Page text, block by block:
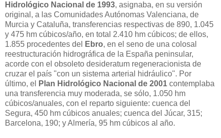
Hidrológico Nacional de 1993, asignaba, en su versión
original, a las Comunidades Autónomas Valenciana, de
Murcia y Cataluña, transferencias respectivas de 890, 1.045
y 475 hm cúbicos/año, en total 2.410 hm cúbicos; de ellos,
1.855 procedentes del
Ebro, en el seno de una colosal
reestructuración hidrográfica de la España peninsular,
acorde con el obsoleto desideratum regeneracionista de
cruzar el país "con un sistema arterial hidráulico". Por
último, el
Plan Hidrológico Nacional de 2001 contemplaba
una transferencia muy moderada, se sólo, 1.050 hm
cúbicos/anuales, con el reparto siguiente: cuenca del
Segura, 450 hm cúbicos anuales; cuenca del Júcar, 315;
Barcelona, 190; y Almería, 95 hm cúbicos al año.